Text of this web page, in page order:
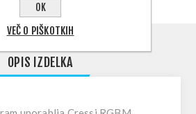
OPIS IZDELKA
OK
VEČ O PIŠKOTKIH